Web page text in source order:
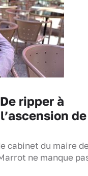
De ripper à
de
cabinet du maire
ne manque